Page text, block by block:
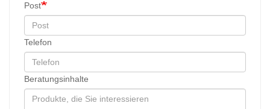
Post
Telefon
Beratungsinhalte